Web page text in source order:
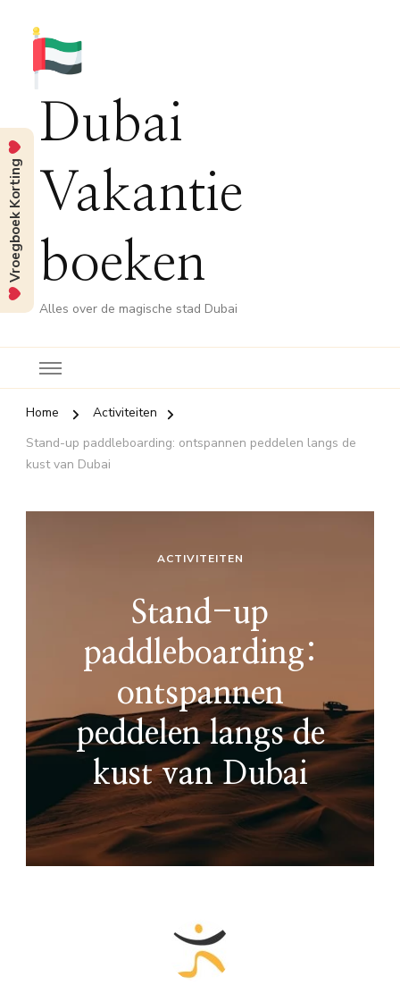
Dubai
Vakantie
boeken
Alles over de magische stad Dubai
Home
Activiteiten
Stand-up paddleboarding: ontspannen peddelen langs de
kust van Dubai
ACTIVITEITEN
Stand-up
paddleboarding:
ontspannen
peddelen langs de
kust van Dubai
Vroegboek Korting